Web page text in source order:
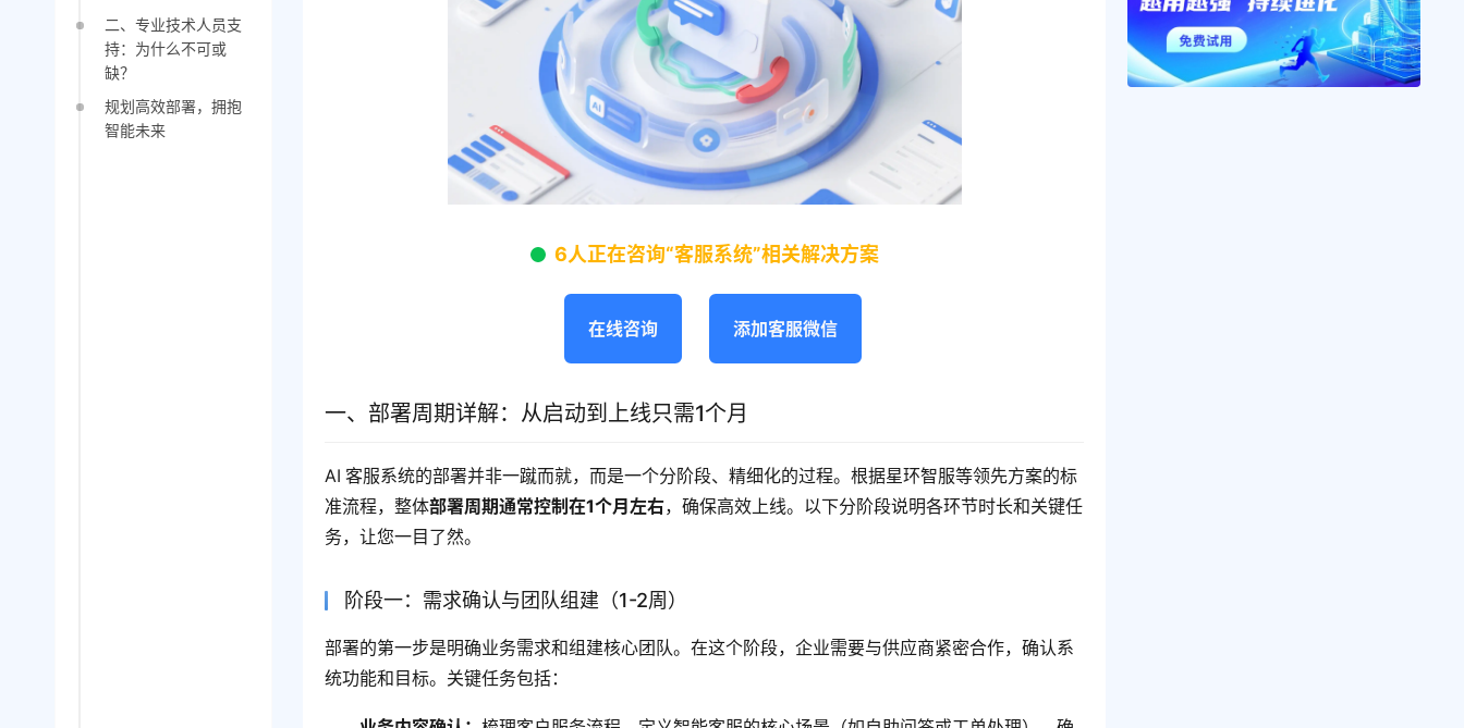
二、专业技术人员支
持：为什么不可或
缺？
规划高效部署，拥抱
智能未来
6人正在咨询“客服系统”相关解决方案
在线咨询 添加客服微信
一、部署周期详解：从启动到上线只需1个月
AI 客服系统的部署并非一蹴而就，而是一个分阶段、精细化的过程。根据星环智服等领先方案的标
准流程，整体部署周期通常控制在1个月左右，确保高效上线。以下分阶段说明各环节时长和关键任
务，让您一目了然。
阶段一：需求确认与团队组建（1-2周）
部署的第一步是明确业务需求和组建核心团队。在这个阶段，企业需要与供应商紧密合作，确认系
统功能和目标。关键任务包括：